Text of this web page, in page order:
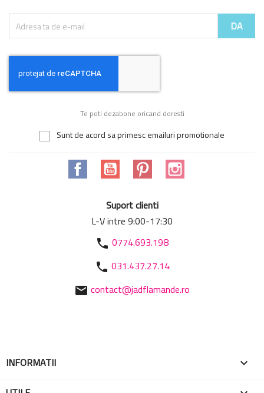
Te poti dezabone oricand doresti
Sunt de acord sa primesc emailuri promotionale
Facebook YouTube Pinterest
Suport clienti
L-V intre 9:00-17:30
phone 0774.693.198
phone 031.437.27.14
mail contact@jadflamande.ro
INFORMATII 